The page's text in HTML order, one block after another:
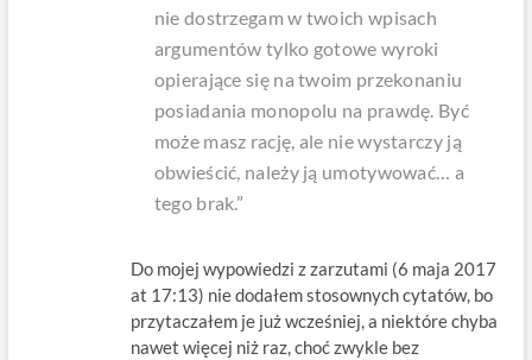
nie dostrzegam w twoich wpisach
argumentów tylko gotowe wyroki
opierające się na twoim przekonaniu
posiadania monopolu na prawdę. Być
może masz rację, ale nie wystarczy ją
obwieścić, należy ją umotywować… a
tego brak.”
Do mojej wypowiedzi z zarzutami (6 maja 2017
at 17:13) nie dodałem stosownych cytatów, bo
przytaczałem je już wcześniej, a niektóre chyba
nawet więcej niż raz, choć zwykle bez